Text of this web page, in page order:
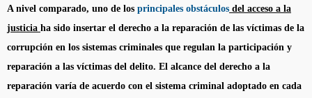
A nivel comparado, uno de los principales obstáculos del acceso a la
justicia ha sido insertar el derecho a la reparación de las víctimas de la
corrupción en los sistemas criminales que regulan la participación y
reparación a las víctimas del delito. El alcance del derecho a la
reparación varía de acuerdo con el sistema criminal adoptado en cada